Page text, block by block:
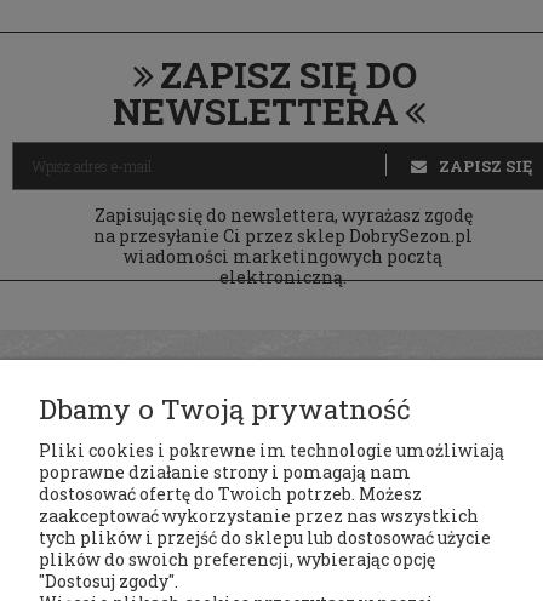
ZAPISZ SIĘ DO
NEWSLETTERA
Zapisując się do newslettera, wyrażasz zgodę
na przesyłanie Ci przez sklep DobrySezon.pl
wiadomości marketingowych pocztą
elektroniczną.
ZAPISZ SIĘ
Regulaminy
Dbamy o Twoją prywatność
Pliki cookies i pokrewne im technologie umożliwiają
poprawne działanie strony i pomagają nam
dostosować ofertę do Twoich potrzeb. Możesz
zaakceptować wykorzystanie przez nas wszystkich
tych plików i przejść do sklepu lub dostosować użycie
plików do swoich preferencji, wybierając opcję
"Dostosuj zgody".